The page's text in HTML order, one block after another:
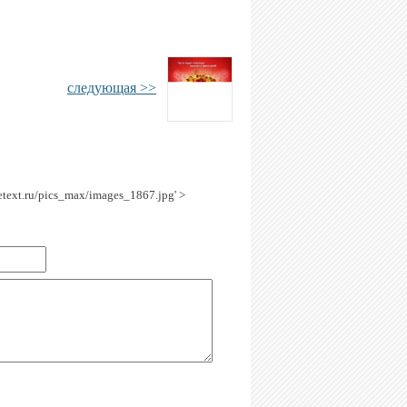
следующая >>
pics_max/images_1867.jpg' >